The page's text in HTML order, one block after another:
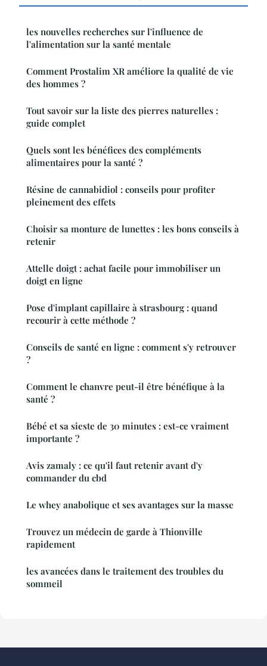
les nouvelles recherches sur l'influence de
l'alimentation sur la santé mentale
Comment Prostalim XR améliore la qualité de vie
des hommes ?
Tout savoir sur la liste des pierres naturelles :
guide complet
Quels sont les bénéfices des compléments
alimentaires pour la santé ?
Résine de cannabidiol : conseils pour profiter
pleinement des effets
Choisir sa monture de lunettes : les bons conseils à
retenir
Attelle doigt : achat facile pour immobiliser un
doigt en ligne
Pose d'implant capillaire à strasbourg : quand
recourir à cette méthode ?
Conseils de santé en ligne : comment s'y retrouver
?
Comment le chanvre peut-il être bénéfique à la
santé ?
Bébé et sa sieste de 30 minutes : est-ce vraiment
importante ?
Avis zamaly : ce qu'il faut retenir avant d'y
commander du cbd
Le whey anabolique et ses avantages sur la masse
Trouvez un médecin de garde à Thionville
rapidement
les avancées dans le traitement des troubles du
sommeil